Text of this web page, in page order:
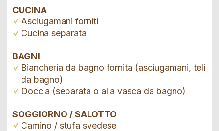
CUCINA
Asciugamani forniti
Cucina separata
BAGNI
Biancheria da bagno fornita (asciugamani, teli
da bagno)
Doccia (separata o alla vasca da bagno)
SOGGIORNO / SALOTTO
Camino / stufa svedese